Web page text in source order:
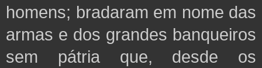
homens; bradaram em nome das
armas e dos grandes banqueiros
sem pátria que, desde os